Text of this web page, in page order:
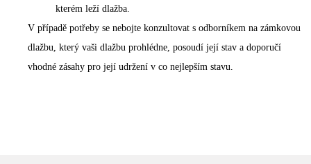
kterém leží dlažba.
V případě potřeby se nebojte konzultovat s odborníkem na zámkovou
dlažbu, který vaši dlažbu prohlédne, posoudí její stav a doporučí
vhodné zásahy pro její udržení v co nejlepším stavu.